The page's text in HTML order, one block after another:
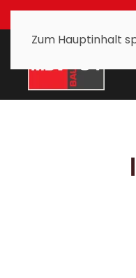
Zum Hauptinhalt
Für